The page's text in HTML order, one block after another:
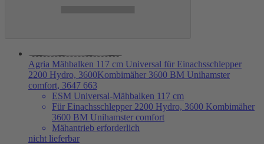
Agria Mähbalken 117 cm Universal für Einachsschlepper
2200 Hydro, 3600Kombimäher 3600 BM Unihamster
comfort, 3647 663
ESM Universal-Mähbalken 117 cm
Für Einachsschlepper 2200 Hydro, 3600 Kombimäher
3600 BM Unihamster comfort
Mähantrieb erforderlich
nicht lieferbar